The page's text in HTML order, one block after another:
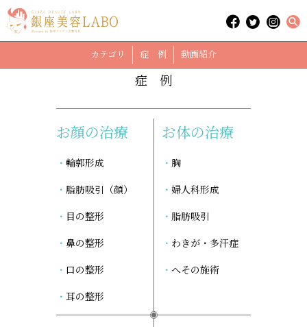
カテゴリ 症 例 動画紹介
「アンチエイジング」に関する記事
case
症 例
お顔の治療
輪郭形成
脂肪吸引（顔）
目の整形
鼻の整形
口の整形
耳の整形
お体の治療
胸
婦人科形成
脂肪吸引
わきが・多汗症
へその施術